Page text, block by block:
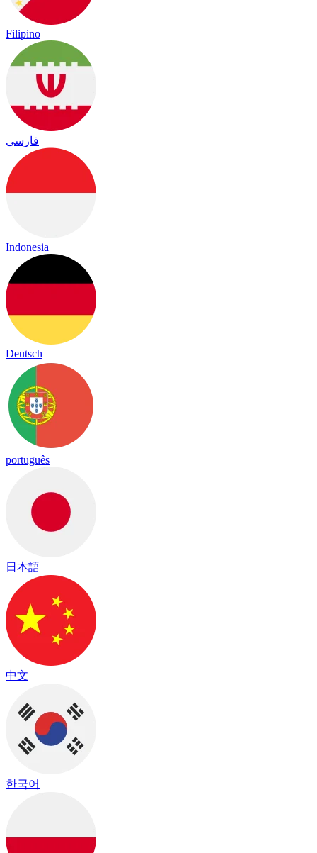
Filipino
فارسی
Indonesia
Deutsch
português
日本語
中文
한국어